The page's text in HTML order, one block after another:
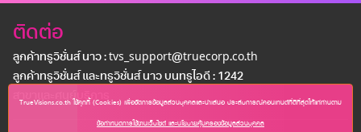
ติดต่อ
ลูกค้าทรูวิชั่นส์ นาว : tvs_support@truecorp.co.th
ลูกค้าทรูวิชั่นส์ และทรูวิชั่นส์ นาว บนทรูไอดี : 1242
สาขาเเละศูนย์บริการ
TrueVisions.co.th ใช้คุกกี้ (Cookies) เพื่อจัดการข้อมูลส่วนบุคคลและนำเสนอ ประสบการณ์คอนเทนต์ที่ดีที่สุดให้แก่ท่านตาม
ข้อกำหนดการใช้งานเว็บไซต์ และนโยบายคุ้มครองข้อมูลส่วนบุคคล